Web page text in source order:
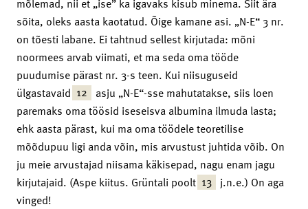
sõita, oleks aasta kaotatud. Õige kamane asi. „N-E“ 3 nr.
on tõesti labane. Ei tahtnud sellest kirjutada: mõni
noormees arvab viimati, et ma seda oma tööde
puudumise pärast nr. 3-s teen. Kui niisuguseid
ülgastavaid 12 asju „N-E“-sse mahutatakse, siis loen
paremaks oma töösid iseseisva albumina ilmuda lasta;
ehk aasta pärast, kui ma oma töödele teoretilise
mõõdupuu ligi anda võin, mis arvustust juhtida võib. On
ju meie arvustajad niisama käkisepad, nagu enam jagu
kirjutajaid. (Aspe kiitus. Grüntali poolt 13 j.n.e.) On aga
vinged!